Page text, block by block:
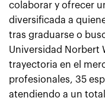
colaborar y ofrecer
diversificada a
tras graduarse o
Universidad Norbert
trayectoria en el
profesionales, 35
atendiendo a un